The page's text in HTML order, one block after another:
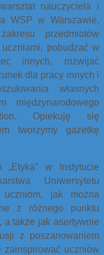
nauczyciela i
WSP w Warszawie,
przedmiotów
pobudzać w
innych, rozwijać
dla pracy innych i
własnych
międzynarodowego
Opiekuję się
tworzymy gazetkę
„Etyka” w Instytucie
Uniwersytetu
uczniom, jak można
z różnego punktu
a także jak asertywnie
z poszanowaniem
zainspirować uczniów